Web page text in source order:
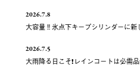
2026.7.8
大容量‼️氷点下キープシリンダーに新
2026.7.5
大雨降る日こそ❗️レインコートは必